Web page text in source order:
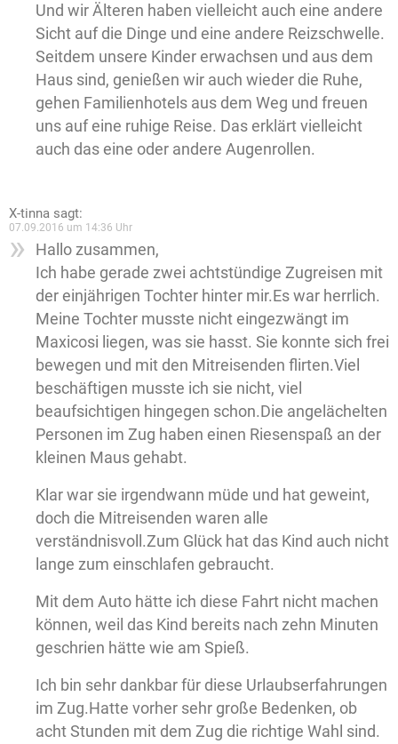
Und wir Älteren haben vielleicht auch eine andere
Sicht auf die Dinge und eine andere Reizschwelle.
Seitdem unsere Kinder erwachsen und aus dem
Haus sind, genießen wir auch wieder die Ruhe,
gehen Familienhotels aus dem Weg und freuen
uns auf eine ruhige Reise. Das erklärt vielleicht
auch das eine oder andere Augenrollen.
X-tinna sagt:
07.09.2016 um 14:36 Uhr
Hallo zusammen,
Ich habe gerade zwei achtstündige Zugreisen mit
der einjährigen Tochter hinter mir.Es war herrlich.
Meine Tochter musste nicht eingezwängt im
Maxicosi liegen, was sie hasst. Sie konnte sich frei
bewegen und mit den Mitreisenden flirten.Viel
beschäftigen musste ich sie nicht, viel
beaufsichtigen hingegen schon.Die angelächelten
Personen im Zug haben einen Riesenspaß an der
kleinen Maus gehabt.
Klar war sie irgendwann müde und hat geweint,
doch die Mitreisenden waren alle
verständnisvoll.Zum Glück hat das Kind auch nicht
lange zum einschlafen gebraucht.
Mit dem Auto hätte ich diese Fahrt nicht machen
können, weil das Kind bereits nach zehn Minuten
geschrien hätte wie am Spieß.
Ich bin sehr dankbar für diese Urlaubserfahrungen
im Zug.Hatte vorher sehr große Bedenken, ob
acht Stunden mit dem Zug die richtige Wahl sind.